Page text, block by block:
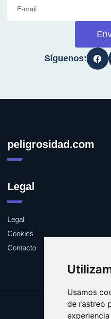
Usamos
de rastreo
Síguenos:
peligrosidad.com
Legal
Legal
Cookies
Contacto
Update